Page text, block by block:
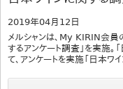
2019年04月12日
メルシャンは、My KIRIN会
するアンケート調査」を実施。
て、アンケートを実施「日本ワ